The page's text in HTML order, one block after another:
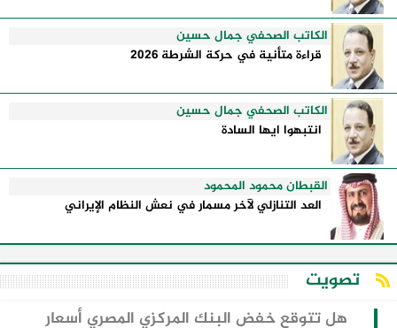
الكاتب الصحفي جمال حسين
قراءة متأنية في حركة الشرطة 2026
الكاتب الصحفي جمال حسين
انتبهوا ايها السادة
القبطان محمود المحمود
العد التنازلي لآخر مسمار في نعش النظام الإيراني
تصويت
هل تتوقع خفض البنك المركزي المصري أسعار